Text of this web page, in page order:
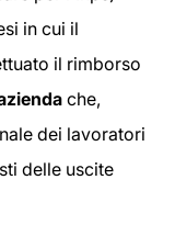
in cui il
il rimborso
che,
dei lavoratori
delle uscite